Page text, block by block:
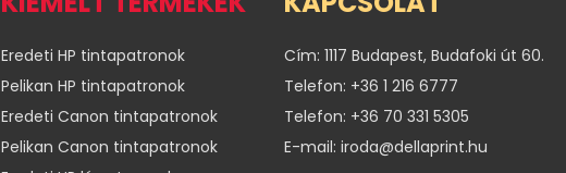
Eredeti HP tintapatronok
Pelikan HP tintapatronok
Eredeti Canon tintapatronok
Pelikan Canon tintapatronok
Cím: 1117 Budapest, Budafoki út 60.
Telefon: +36 1 216 6777
Telefon: +36 70 331 5305
E-mail: iroda@dellaprint.hu